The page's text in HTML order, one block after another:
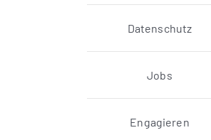
Datenschutz
Jobs
Engagieren